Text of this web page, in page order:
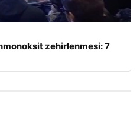
zehirlenmesi: 7